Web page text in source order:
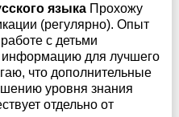
языка Прохожу
(регулярно). Опыт
с детьми
для лучшего
что дополнительные
уровня знания
отдельно от